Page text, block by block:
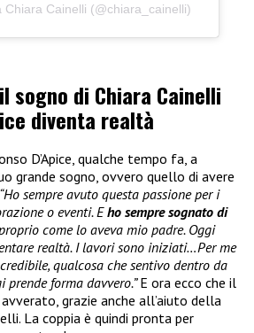
Chiara Cainelli (@chiara_cainelli)
sogno di Chiara Cainelli
diventa realtà
D’Apice, qualche tempo fa, a
grande sogno, ovvero quello di avere
“Ho sempre avuto questa passione per i
o eventi. Eho sempre sognato di
come lo aveva mio padre. Oggi
realtà. I lavori sono iniziati…Per me
qualcosa che sentivo dentro da
prende forma davvero.”E ora ecco che il
grazie anche all’aiuto della
La coppia è quindi pronta per